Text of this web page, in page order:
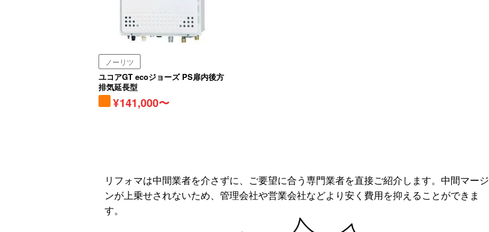
ノーリツ
ユコアGT ecoジョーズ PS扉内後方
排気延長型
141,000〜
リフォマは中間業者を介さずに、ご要望に合う専門業者を直接ご紹介します。中間マージ
ンが上乗せされないため、管理会社や営業会社などより安く費用を抑えることができま
す。